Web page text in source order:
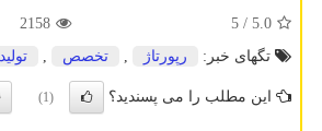
5.0
/ 5
2158
تگهای خبر:
رپورتاژ تخصص تولید
این مطلب را می پسندید؟ (1)